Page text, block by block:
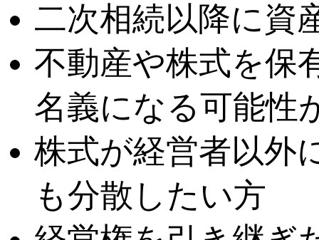
二次相続以降に資
不動産や株式を保
名義になる可能性
株式が経営者以外
も分散したい方